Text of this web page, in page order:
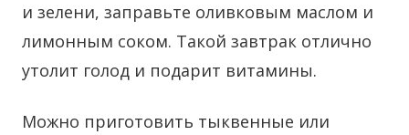
и зелени, заправьте оливковым маслом и
лимонным соком. Такой завтрак отлично
утолит голод и подарит витамины.
Можно приготовить тыквенные или